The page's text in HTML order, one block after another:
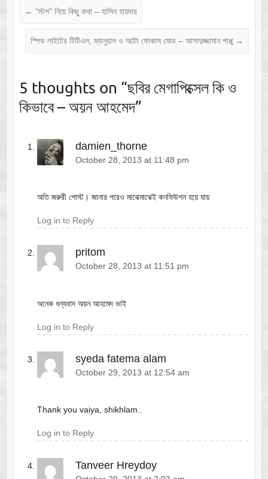
← “স্টপ” নিয়ে কিছু কথা – হাসিন হায়দার
স্পিড লাইটের টিটিএল, ম্যানুয়াল ও অটো ফোকাস মোড – আসাদুজ্জামান পাপ্পু →
5 thoughts on “ছবির মেগাপিক্সেল কি ও
কিভাবে – অয়ন আহমেদ”
damien_thorne
October 28, 2013 at 11:48 pm
অতি জরুরী পোস্ট। জানার পরেও মাঝেমাঝেই কনফিউশন হয়ে যায়
Log in to Reply
pritom
October 28, 2013 at 11:51 pm
অনেক ধন্যবাদ অয়ন আহমেদ ভাই
Log in to Reply
syeda fatema alam
October 29, 2013 at 12:54 am
Thank you vaiya, shikhlam..
Log in to Reply
Tanveer Hreydoy